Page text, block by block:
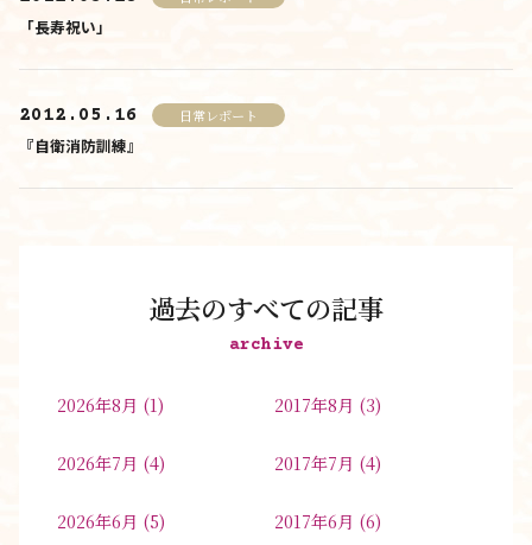
施設内・設備
受付時間 9:00-18:00
「長寿祝い」
2012.05.16 日常レポート
『自衛消防訓練』
過去のすべての記事
archive
2026年8月 (1)
2026年7月 (4)
2026年6月 (5)
2017年8月 (3)
2017年7月 (4)
2017年6月 (6)